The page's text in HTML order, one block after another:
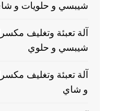
شيبسي و حلويات و
آلة تعبئة وتغليف
شيبسي و حلوي
آلة تعبئة وتغليف
و شاي